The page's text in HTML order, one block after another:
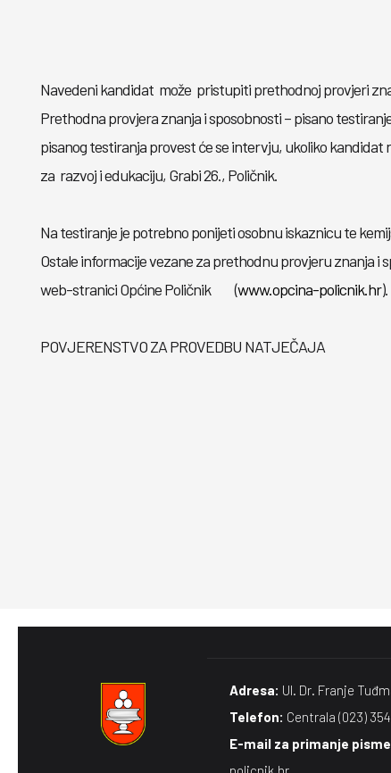
Navedeni kandidat može pristupiti prethodnoj provjeri
Prethodna provjera znanja i sposobnosti – pisano
pisanog testiranja provest će se intervju, ukoliko
za razvoj i edukaciju, Grabi 26., Poličnik.
Na testiranje je potrebno ponijeti osobnu iskaznicu te
Ostale informacije vezane za prethodnu provjeru znanja i
web-stranici Općine Poličnik (www.opcina-policnik.hr).
POVJERENSTVO ZA PROVEDBU NATJEČAJA
Adresa: Ul. Dr. Franje
Telefon: Centrala (023)
E-mail za primanje